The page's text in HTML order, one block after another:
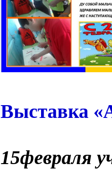
Выставка
15февраля